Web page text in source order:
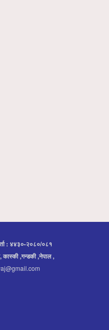
: ४४३०-२०८०/०८१
कास्की ,गन्डकी ,नेपाल ,